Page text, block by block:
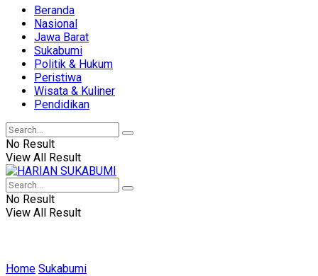
Beranda
Nasional
Jawa Barat
Sukabumi
Politik & Hukum
Peristiwa
Wisata & Kuliner
Pendidikan
No Result
View All Result
No Result
View All Result
Home Sukabumi